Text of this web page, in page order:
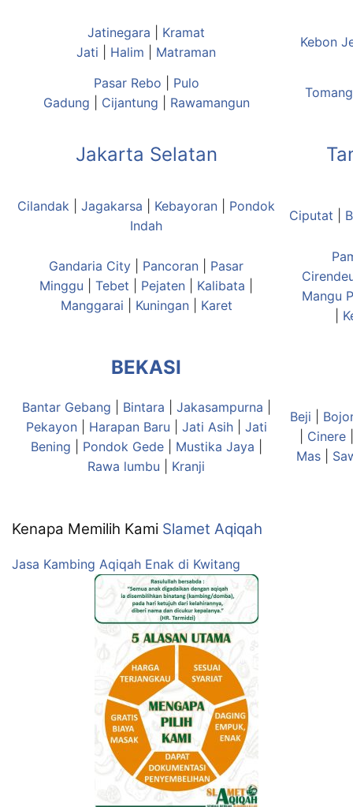
Jatinegara
Kramat
Jati
Halim Matraman
Kebon
Pasar Rebo
Pulo
Gadung
Cijantung Rawamangun
Tomang
Jakarta Selatan
Cilandak Jagakarsa Kebayoran
Pondok
Indah
Ciputat
Gandaria City Pancoran
Pasar
Minggu
Tebet Pejaten Kalibata
Manggarai
Kuningan| Karet
Mangu
BEKASI
Bantar Gebang Bintara Jakasampurna
Pekayon| Harapan Baru Jati Asih| Jati
Bening
Pondok Gede| Mustika Jaya
Rawa lumbu
Kranji
Beji
Cinere
Mas|
Kenapa Memilih Kami Slamet Aqiqah
Jasa Kambing Aqiqah Enak di Kwitang